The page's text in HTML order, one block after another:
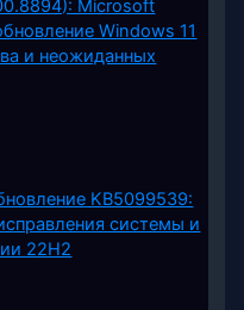
Microsoft
Windows 11
и неожиданных
KB5099539:
системы и
22H2